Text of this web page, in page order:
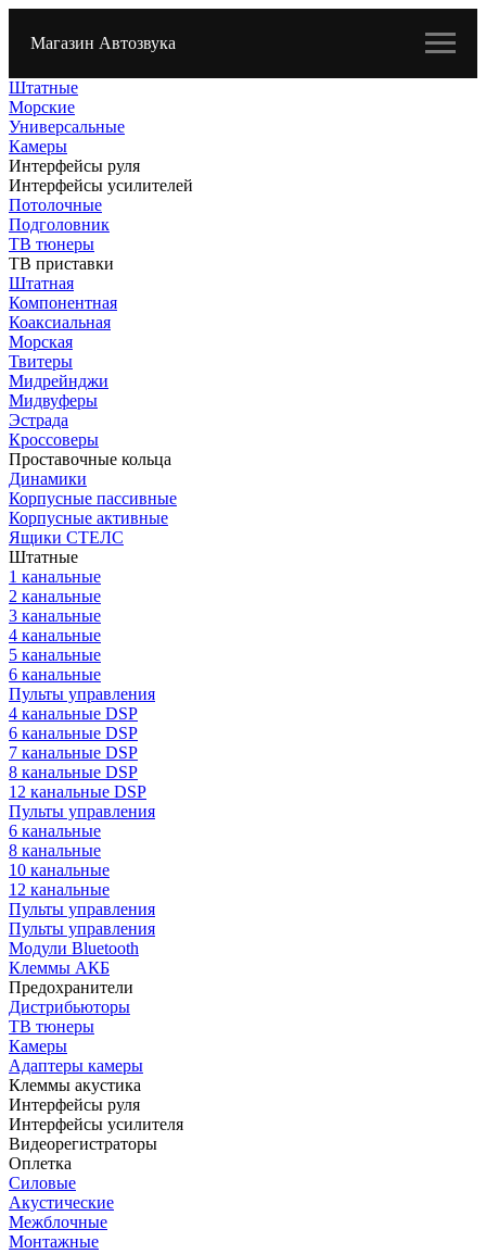
Магазин Автозвука
Штатные
Морские
Универсальные
Камеры
Интерфейсы руля
Интерфейсы усилителей
Потолочные
Подголовник
ТВ тюнеры
ТВ приставки
Штатная
Компонентная
Коаксиальная
Морская
Твитеры
Мидрейнджи
Мидвуферы
Эстрада
Кроссоверы
Проставочные кольца
Динамики
Корпусные пассивные
Корпусные активные
Ящики СТЕЛС
Штатные
1 канальные
2 канальные
3 канальные
4 канальные
5 канальные
6 канальные
Пульты управления
4 канальные DSP
6 канальные DSP
7 канальные DSP
8 канальные DSP
12 канальные DSP
Пульты управления
6 канальные
8 канальные
10 канальные
12 канальные
Пульты управления
Пульты управления
Модули Bluetooth
Клеммы АКБ
Предохранители
Дистрибьюторы
ТВ тюнеры
Камеры
Адаптеры камеры
Клеммы акустика
Интерфейсы руля
Интерфейсы усилителя
Видеорегистраторы
Оплетка
Силовые
Акустические
Межблочные
Монтажные